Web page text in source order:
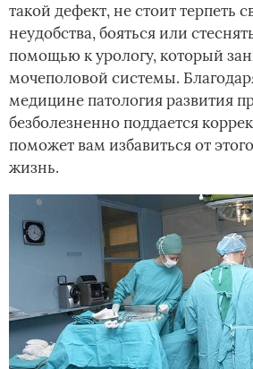
такой дефект, не стоит терпеть
неудобства, бояться или
помощью к урологу, который
мочеполовой системы.
медицине патология развития
безболезненно поддается
поможет вам избавиться от
жизнь.